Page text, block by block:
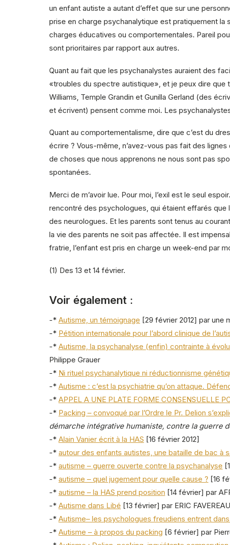
un enfant autiste a autant d’effet que sur une
prise en charge psychanalytique est pratiquement la
charges éducatives ou comportementales. Pareil
sont prioritaires par rapport aux autres.
Quant au fait que les psychanalystes auraient des
«troubles du spectre autistique», et je peux dire que
Williams, Temple Grandin et Gunilla Gerland (des
et écrivent) pensent comme moi. Les
Quant au comportementalisme, dire que c’est du
écrire ? Vous-même, n’avez-vous pas fait des
de choses que nous apprenons ne nous sont pas
spontanées.
Merci de m’avoir lue. Pour moi, l’exil est le seul
rencontré des psychologues, qui étaient effarés que
des neurologues. Et les parents sont tenus au
la vie des parents ne soit pas affectée. Il est
fratrie, l’enfant est pris en charge un week-end par
(1) Des 13 et 14 février.
Voir également :
-* Autisme, un témoignage [29 février 2012] par une
-* Pétition internationale pour l’abord clinique de
-* Autisme, la psychanalyse (enfin) contrainte à
Philippe Grauer
-* Ni rituel psychanalytique ni réductionnisme
-* Autisme : c’est la psychiatrie qu’on attaque.
-* APPEL A UNE PLATE FORME CONSENSUELLE
-* Packing – convoqué par l’Ordre le Pr. Delion
démarche intégrative humaniste, contre la guerre
-* Alain Vanier écrit à la HAS [16 février 2012]
-* autour des enfants autistes, une bataille de bac à
-* autisme – guerre ouverte contre la psychanalyse
-* autisme – quel jugement pour quelle cause ? [16
-* autisme – la HAS prend position [14 février] par
-* Autisme dans Libé [13 février] par ERIC
-* Autisme– les psychologues freudiens entrent dans
-* Autisme – à propos du packing [6 février] par